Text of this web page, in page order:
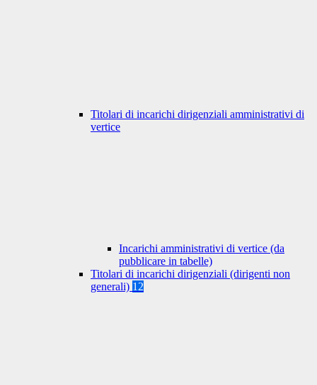
Titolari di incarichi dirigenziali amministrativi di
vertice
Incarichi amministrativi di vertice (da
pubblicare in tabelle)
Titolari di incarichi dirigenziali (dirigenti non
generali) 12